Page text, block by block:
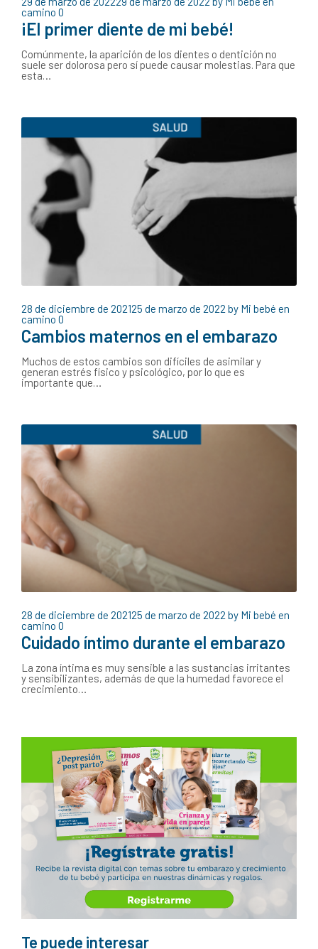
camino 0
¡El primer diente de mi bebé!
Comúnmente, la aparición de los dientes o dentición no
suele ser dolorosa pero sí puede causar molestias. Para que
esta…
28 de diciembre de 202125 de marzo de 2022 by Mi bebé en
camino 0
Cambios maternos en el embarazo
Muchos de estos cambios son difíciles de asimilar y
generan estrés físico y psicológico, por lo que es
importante que…
28 de diciembre de 202125 de marzo de 2022 by Mi bebé en
camino 0
Cuidado íntimo durante el embarazo
La zona íntima es muy sensible a las sustancias irritantes
y sensibilizantes, además de que la humedad favorece el
crecimiento…
Te puede interesar